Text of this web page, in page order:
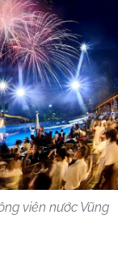
viên nước Vũng